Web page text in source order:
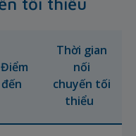
Điểm
đến
Thời gian
nối
chuyến tối
thiểu